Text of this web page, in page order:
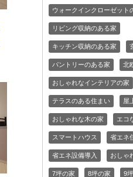
ウォークインクローゼット
リビング収納のある家
キッチン収納のある家
パントリーのある家 北
おしゃれなインテリアの家
テラスのある住まい 屋
おしゃれな木の家 エコ
スマートハウス 省エネ
省エネ設備導入 おしゃ
7坪の家 8坪の家 9